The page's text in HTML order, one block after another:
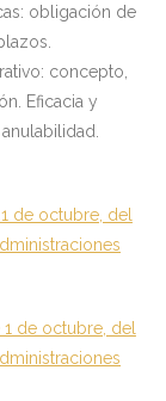
obligación de
concepto,
Eficacia y
de octubre, del
1 de octubre, del